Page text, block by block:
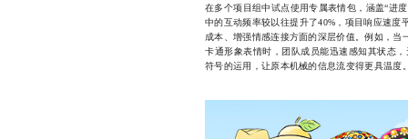
在多个项目组中试点使用专属表情包，涵盖“进
中的互动频率较以往提升了40%，项目响应速度
成本、增强情感连接方面的深层价值。例如，当
卡通形象表情时，团队成员能迅速感知其状态
符号的运用，让原本机械的信息流变得更具温度